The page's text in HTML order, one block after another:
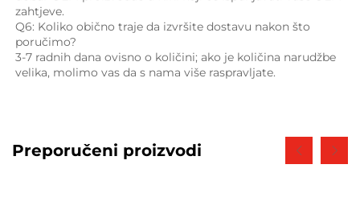
zahtjeve.
Q6: Koliko obično traje da izvršite dostavu nakon što
poručimo?
3-7 radnih dana ovisno o količini; ako je količina narudžbe
velika, molimo vas da s nama više raspravljate.
Preporučeni proizvodi